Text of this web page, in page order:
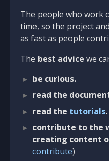
The people who work
time, so the project
as fast as people
The best advice we
be curious.
read the
read the tutorials.
contribute to the
creating content
contribute)